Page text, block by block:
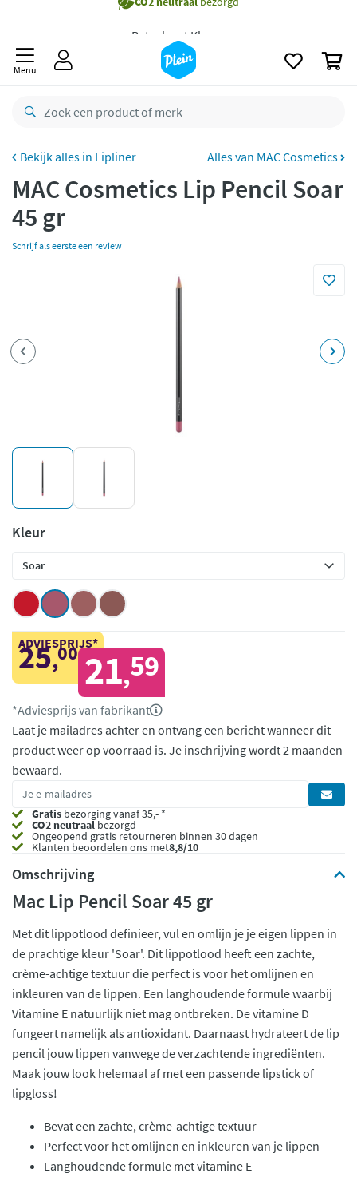
Gratisbezorging vanaf 35,- *
Bestelling uiterlijk zaterdag
Gratis retourneren
Menu
Lipliner Alles van MAC Cosmetics
MAC Cosmetics Lip Pencil Soar
45 gr
Schrijf als eerste een review
Kleur
ADVIESPRIJS*
25,00 21,59
*Adviesprijs van fabrikant
Laat je mailadres achter en ontvang een bericht wanneer dit
product weer op voorraad is. Je inschrijving wordt 2 maanden
bewaard.
Gratis bezorging vanaf 35,- *
CO2 neutraalbezorgd
Ongeopend gratis retourneren binnen 30 dagen
Klanten beoordelen ons met8,8/10
Omschrijving
Mac Lip Pencil Soar 45 gr
Met dit lippotlood definieer, vul en omlijn je je eigen lippen in
de prachtige kleur 'Soar'. Dit lippotlood heeft een zachte,
crème-achtige textuur die perfect is voor het omlijnen en
inkleuren van de lippen. Een langhoudende formule waarbij
Vitamine E natuurlijk niet mag ontbreken. De vitamine D
fungeert namelijk als antioxidant. Daarnaast hydrateert de lip
pencil jouw lippen vanwege de verzachtende ingrediënten.
Maak jouw look helemaal af met een passende lipstick of
lipgloss!
Bevat een zachte, crème-achtige textuur
Perfect voor het omlijnen en inkleuren van je lippen
Langhoudende formule met vitamine E